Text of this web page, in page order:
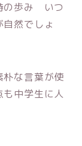
の歩み いつ
然でしょ
な言葉が使
中学生に人